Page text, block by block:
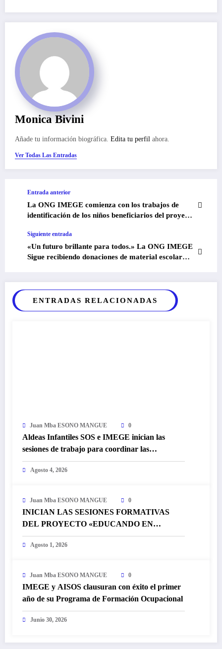
Monica Bivini
Añade tu información biográfica. Edita tu perfil ahora.
Ver Todas Las Entradas
Entrada anterior
La ONG IMEGE comienza con los trabajos de
identificación de los niños beneficiarios del proyecto
escolar 2023/24.
Siguiente entrada
«Un futuro brillante para todos.» La ONG IMEGE
Sigue recibiendo donaciones de material escolar
ENTRADAS RELACIONADAS
Juan Mba ESONO MANGUE 0
Aldeas Infantiles SOS e IMEGE inician las
sesiones de trabajo para coordinar las
actividades conmemorativas del Día
Internacional de la Juventud
Agosto 4, 2026
Juan Mba ESONO MANGUE 0
INICIAN LAS SESIONES FORMATIVAS
DEL PROYECTO «EDUCANDO EN
FEMENINO» DE LA ONG IMEGE
Agosto 1, 2026
Juan Mba ESONO MANGUE 0
IMEGE y AISOS clausuran con éxito el primer
año de su Programa de Formación Ocupacional
Junio 30, 2026